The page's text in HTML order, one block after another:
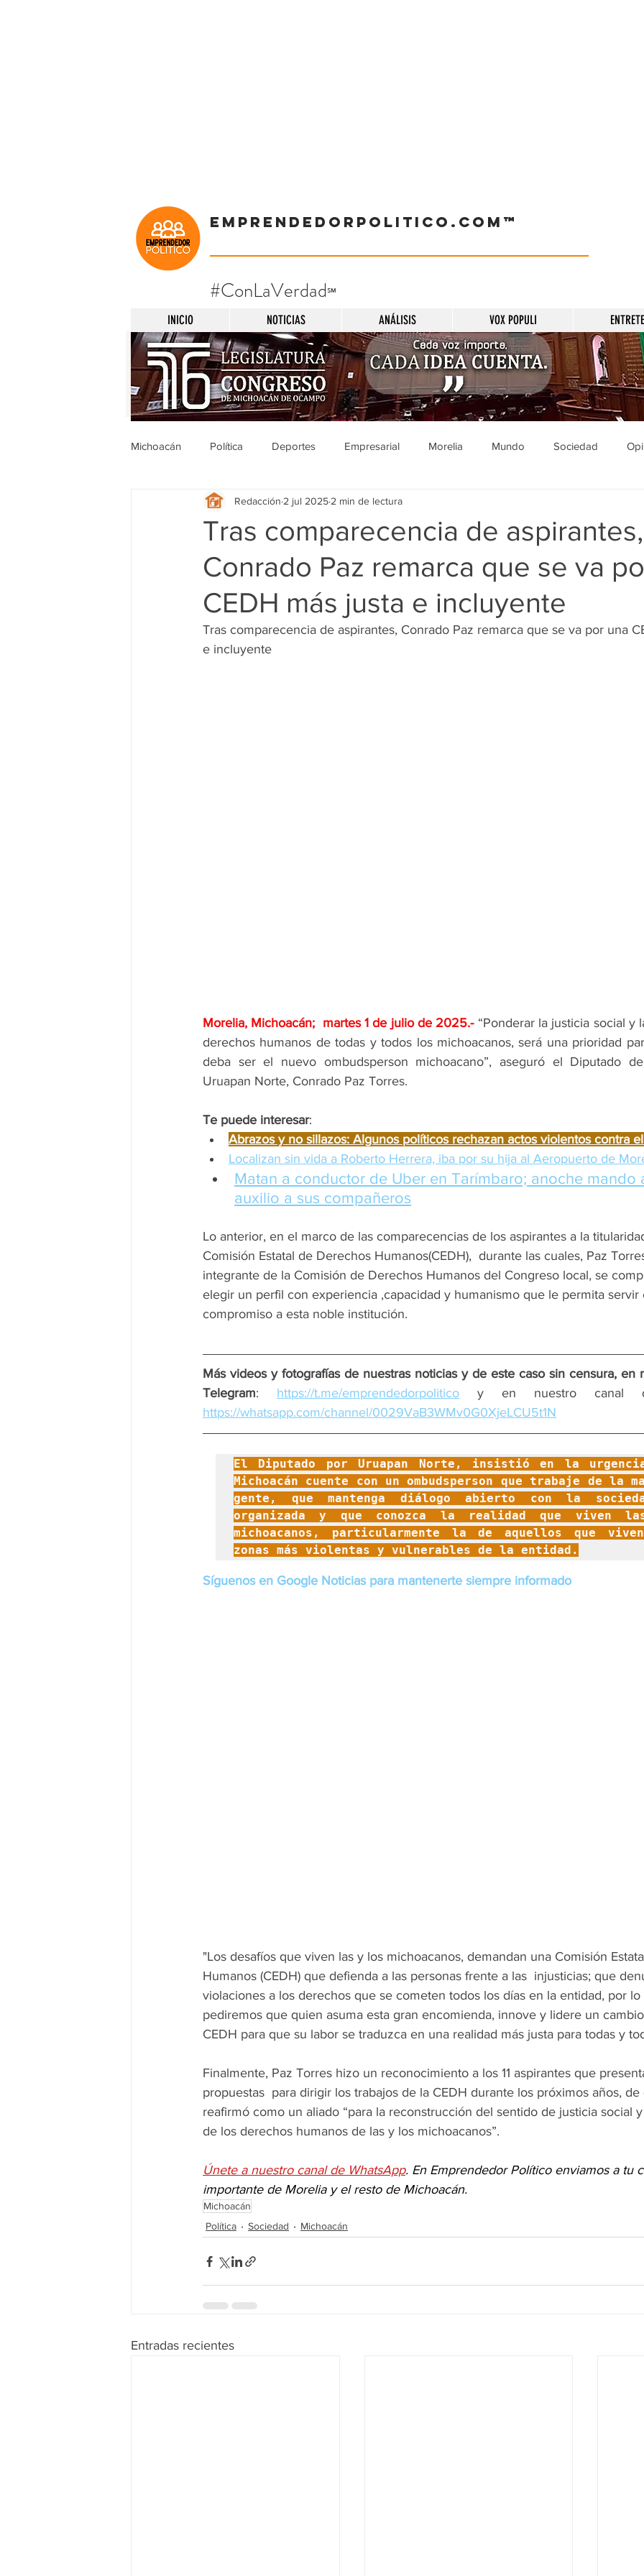
Emprendedorpolitico.com™
#ConLaVerdad℠
INICIO NOTICIAS ANÁLISIS VOX POPULI
Michoacán Política Deportes Empresarial Morelia Mundo Sociedad
Michoacán Nacionales Sucesos Entretenimiento
Legislativo Seguridad Educación Salud Gobierno Guanajuato Zamora
Zitácuaro
Tras comparecencia de aspirantes,
Conrado Paz remarca que se va
CEDH más justa e incluyente
Redacción 2 jul 2025 2 min de lectura
Tras comparecencia de aspirantes, Conrado Paz remarca que se va por una
e incluyente
Morelia, Michoacán;  martes 1 de julio de 2025.- “Ponderar la justicia social y
derechos humanos de todas y todos los michoacanos, será una prioridad
deba ser el nuevo ombudsperson michoacano”, aseguró el Diputado
Uruapan Norte, Conrado Paz Torres.
Te puede interesar:
Abrazos y no sillazos: Algunos políticos rechazan actos violentos contra
Localizan sin vida a Roberto Herrera, iba por su hija al Aeropuerto de
Matan a conductor de Uber en Tarímbaro; anoche mando
auxilio a sus compañeros
Lo anterior, en el marco de las comparecencias de los aspirantes a la
Comisión Estatal de Derechos Humanos(CEDH),  durante las cuales, Paz
integrante de la Comisión de Derechos Humanos del Congreso local, se
elegir un perfil con experiencia ,capacidad y humanismo que le permita servir
compromiso a esta noble institución.
Más videos y fotografías de nuestras noticias y de este caso sin censura, en
Telegram: https://t.me/emprendedorpolitico
https://whatsapp.com/channel/0029VaB3WMv0G0XjeLCU5t1N
El Diputado por Uruapan Norte, insistió en la
Michoacán cuente con un ombudsperson que trabaje de la
gente, que mantenga diálogo abierto con la
organizada y que conozca la realidad que viven
michoacanos, particularmente la de aquellos que
zonas más violentas y vulnerables de la entidad.
Síguenos en Google Noticias para mantenerte siempre informado
"Los desafíos que viven las y los michoacanos, demandan una Comisión
Humanos (CEDH) que defienda a las personas frente a las  injusticias; que
violaciones a los derechos que se cometen todos los días en la entidad, por
pediremos que quien asuma esta gran encomienda, innove y lidere un
CEDH para que su labor se traduzca en una realidad más justa para todas y
Finalmente, Paz Torres hizo un reconocimiento a los 11 aspirantes que
propuestas  para dirigir los trabajos de la CEDH durante los próximos años,
reafirmó como un aliado “para la reconstrucción del sentido de justicia social
de los derechos humanos de las y los michoacanos”.
Únete a nuestro canal de WhatsApp. En Emprendedor Político enviamos a tu
importante de Morelia y el resto de Michoacán.
Michoacán
Política
Sociedad Michoacán
Entradas recientes